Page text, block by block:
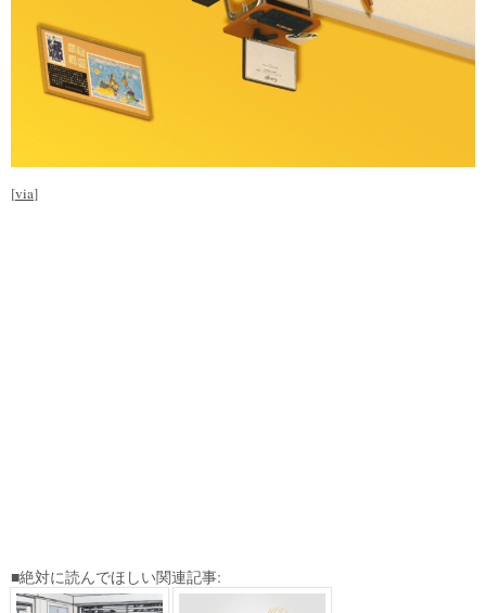
[via]
■絶対に読んでほしい関連記事: